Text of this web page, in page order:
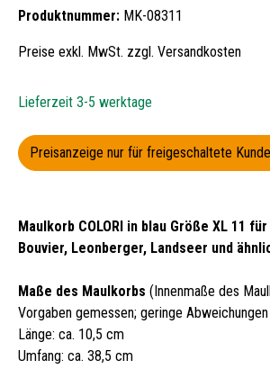
Produktnummer: MK-08311
Preise exkl. MwSt. zzgl. Versandkosten
Lieferzeit 3-5 werktage
Preisanzeige nur für freigeschaltete
Maulkorb COLORI in blau Größe XL 11
Bouvier, Leonberger, Landseer und
Maße des Maulkorbs (Innenmaße des
Vorgaben gemessen; geringe
Länge: ca. 10,5 cm
Umfang: ca. 38,5 cm